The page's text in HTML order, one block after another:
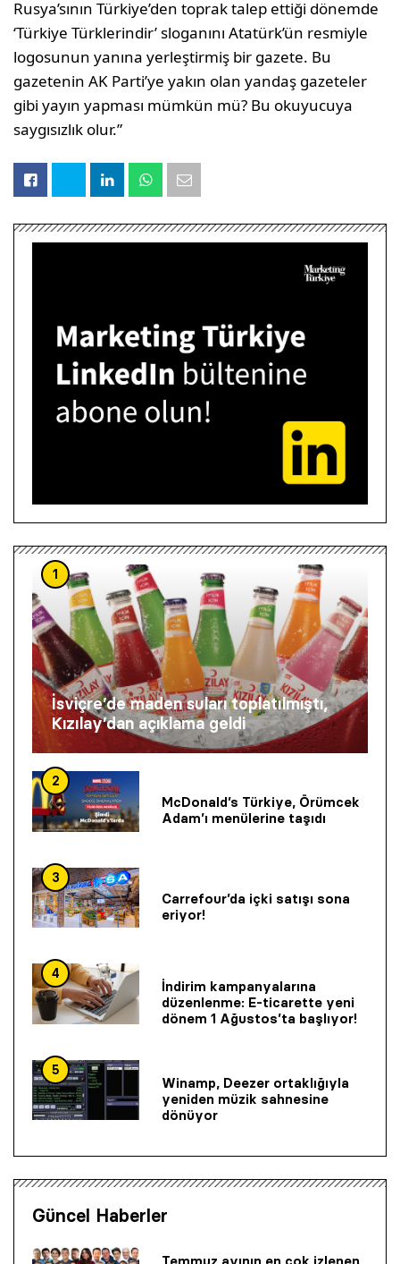
Rusya’sının Türkiye’den toprak talep ettiği dönemde
‘Türkiye Türklerindir’ sloganını Atatürk’ün resmiyle
logosunun yanına yerleştirmiş bir gazete. Bu
gazetenin AK Parti’ye yakın olan yandaş gazeteler
gibi yayın yapması mümkün mü? Bu okuyucuya
saygısızlık olur.”
1
İsviçre’de maden suları toplatılmıştı,
Kızılay’dan açıklama geldi
2
McDonald’s Türkiye, Örümcek
Adam’ı menülerine taşıdı
3
Carrefour’da içki satışı sona
eriyor!
4
İndirim kampanyalarına
düzenlenme: E-ticarette yeni
dönem 1 Ağustos’ta başlıyor!
5
Winamp, Deezer ortaklığıyla
yeniden müzik sahnesine
dönüyor
Güncel Haberler